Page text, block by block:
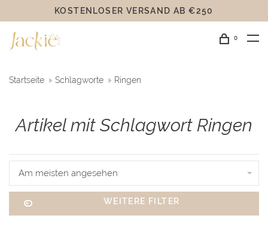
KOSTENLOSER VERSAND AB €250
0
Startseite Schlagworte Ringen
Artikel mit Schlagwort Ringen
Am meisten angesehen
WEITERE FILTER